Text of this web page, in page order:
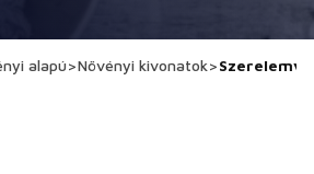
alapú>Növényi kivonatok>